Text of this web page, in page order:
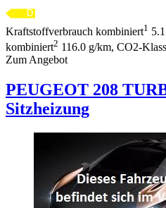
Kraftstoffverbrauch kombiniert1
kombiniert2 116.0 g/km, CO2-
Zum Angebot
PEUGEOT 208
Sitzheizung